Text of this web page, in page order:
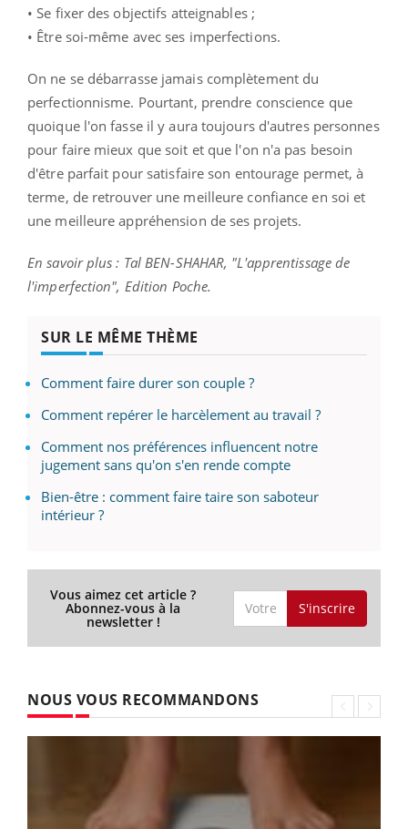
• Se fixer des objectifs atteignables ;
• Être soi-même avec ses imperfections.
On ne se débarrasse jamais complètement du
perfectionnisme. Pourtant, prendre conscience que
quoique l'on fasse il y aura toujours d'autres personnes
pour faire mieux que soit et que l'on n'a pas besoin
d'être parfait pour satisfaire son entourage permet, à
terme, de retrouver une meilleure confiance en soi et
une meilleure appréhension de ses projets.
En savoir plus : Tal BEN-SHAHAR, "L'apprentissage de
l'imperfection", Edition Poche.
SUR LE MÊME THÈME
Comment faire durer son couple ?
Comment repérer le harcèlement au travail ?
Comment nos préférences influencent notre
jugement sans qu'on s'en rende compte
Bien-être : comment faire taire son saboteur
intérieur ?
Vous aimez cet article ?
Abonnez-vous à la
newsletter !
S'inscrire
NOUS VOUS RECOMMANDONS